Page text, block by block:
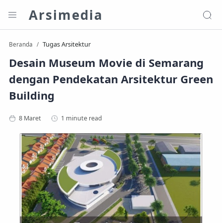
Arsimedia
Beranda Tugas Arsitektur
Desain Museum Movie di Semarang
dengan Pendekatan Arsitektur Green
Building
1 minute read